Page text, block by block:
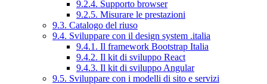
9.2.4. Supporto browser
9.2.5. Misurare le prestazioni
9.3. Catalogo del riuso
9.4. Sviluppare con il design system .italia
9.4.1. Il framework Bootstrap Italia
9.4.2. Il kit di sviluppo React
9.4.3. Il kit di sviluppo Angular
9.5. Sviluppare con i modelli di sito e servizi